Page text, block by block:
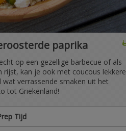
paprika
op een gezellige barbecue of als
rijst, kan je ook met coucous lekkere
verrassende smaken uit het
tot Griekenland!
Tijd